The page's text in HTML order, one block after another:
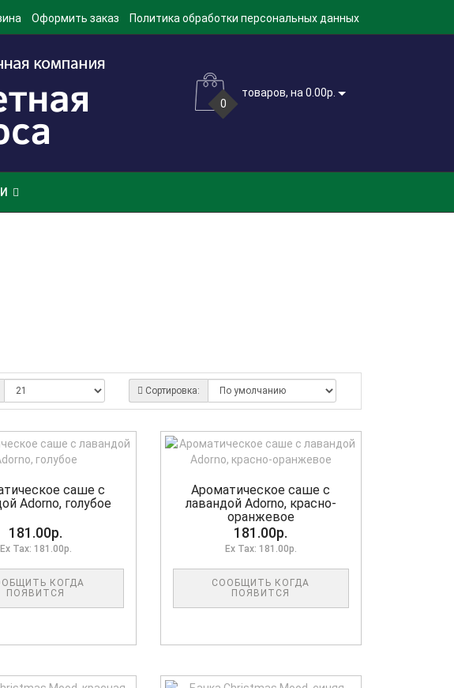
Оформить заказ Политика обработки персональных данных
0
товаров, на 0.00р.
Сортировка:
саше с
Adorno, голубое
181.00р.
Ex Tax: 181.00р.
КОГДА
ПОЯВИТСЯ
Ароматическое саше с
лавандой Adorno, красно-
оранжевое
181.00р.
Ex Tax: 181.00р.
СООБЩИТЬ КОГДА
ПОЯВИТСЯ